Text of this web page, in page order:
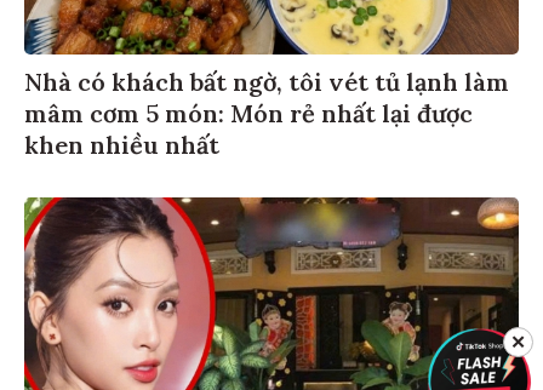
Nhà có khách bất ngờ, tôi vét tủ lạnh làm
mâm cơm 5 món: Món rẻ nhất lại được
khen nhiều nhất
✕